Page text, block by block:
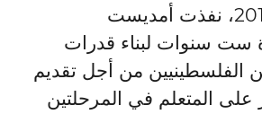
بدايةً من عام 2012، نفذت أمديست
ست سنوات لبناء قدرات
الفلسطينيين من أجل تقديم
على المتعلم في المرحلتين